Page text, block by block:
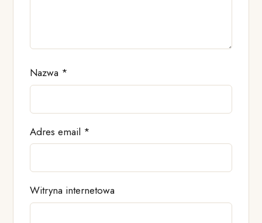
Nazwa *
Adres email *
Witryna internetowa